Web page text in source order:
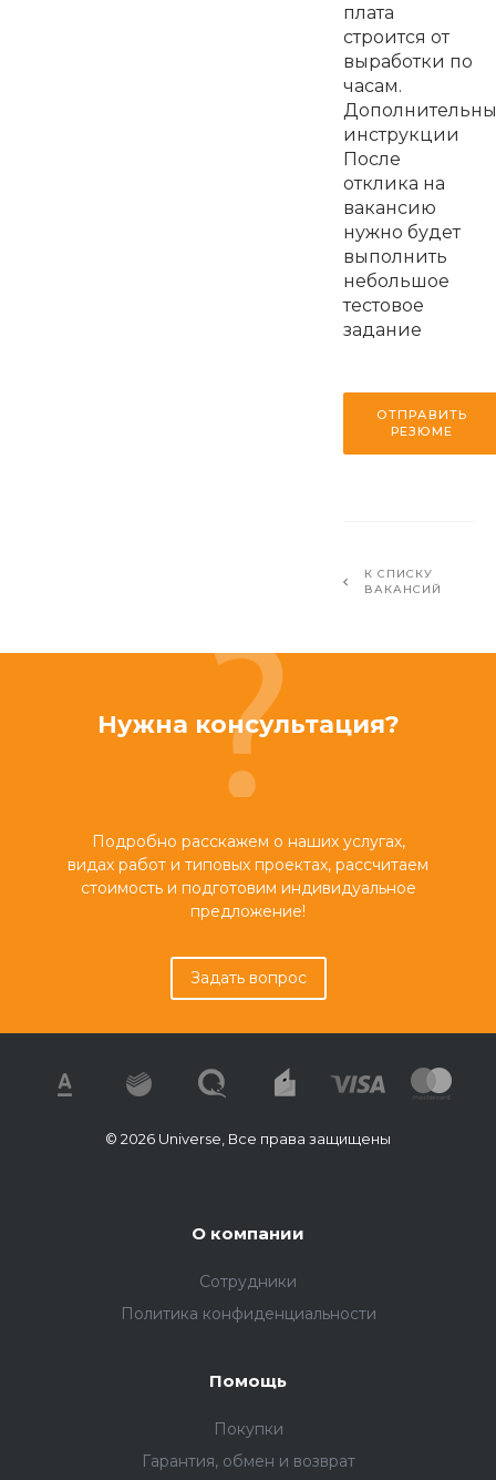
плата
строится от
выработки по
часам.
инструкции
После
отклика на
вакансию
нужно будет
выполнить
небольшое
тестовое
задание
ОТПРАВИТЬ
РЕЗЮМЕ
К СПИСКУ
ВАКАНСИЙ
Нужна консультация?
Подробно расскажем о наших услугах,
видах работ и типовых проектах, рассчитаем
стоимость и подготовим индивидуальное
предложение!
Задать вопрос
© 2026 Universe, Все права защищены
О компании
Сотрудники
Политика конфиденциальности
Помощь
Покупки
Гарантия, обмен и возврат